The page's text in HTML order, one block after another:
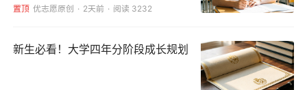
置顶 优志愿原创 2天前 阅读 3232
新生必看！大学四年分阶段成长规划